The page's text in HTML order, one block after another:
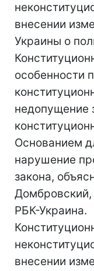
внесении
Украины о
особенности
недопущение
Основанием
нарушение
закона,
Домбровский,
РБК-Украина.
внесении